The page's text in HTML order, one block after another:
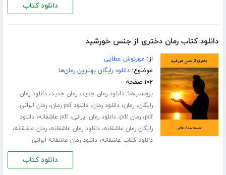
دانلود کتاب
دانلود کتاب رمان دختری از جنس خورشید
از: مهرنوش عطایی
موضوع:دانلود رایگان بهترین رمان‌ها
۱۰۲ صفحه
برچسب‌ها:دانلود رمان جدید،رمان جدید،دانلود رمان
رایگان،رمان،دانلود رمان،دانلود pdf رمان ،رمان ایرانی
pdf،رمان pdf ،دانلود رمان ایرانی،pdf عاشقانه ،دانلود
رایگان رمان عاشقانه،دانلود رمان عاشقانه،رمان عاشقانه،
دانلود کتاب عاشقانه،دانلود رمان عاشقانه ایرانی
دانلود کتاب